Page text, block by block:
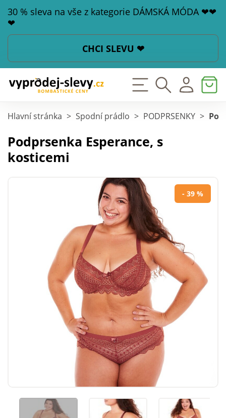
30 % sleva na vše z kategorie DÁMSKÁ MÓDA ❤❤
❤
CHCI SLEVU ❤
Hlavní stránka > Spodní prádlo > PODPRSENKY >
Podprsenka Esperance, s
kosticemi
- 39 %